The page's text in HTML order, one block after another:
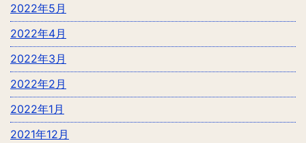
2022年5月
2022年4月
2022年3月
2022年2月
2022年1月
2021年12月